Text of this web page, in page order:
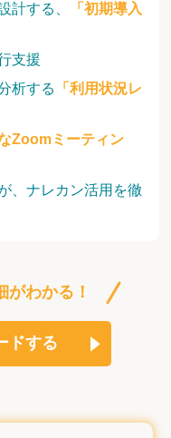
計する、
「初期導入
支援
析する
「利用状況レ
なZoomミーティン
、ナレカン活用を徹
がわかる！
ドする